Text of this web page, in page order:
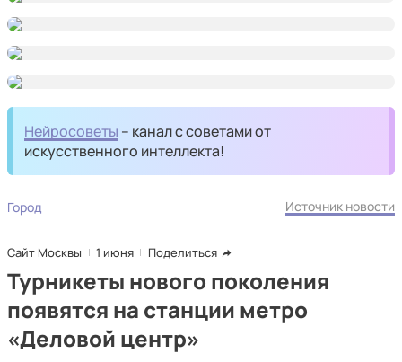
Нейросоветы – канал с советами от
искусственного интеллекта!
Город Источник новости
Сайт Москвы 1 июня Поделиться
Турникеты нового поколения
появятся на станции метро
«Деловой центр»